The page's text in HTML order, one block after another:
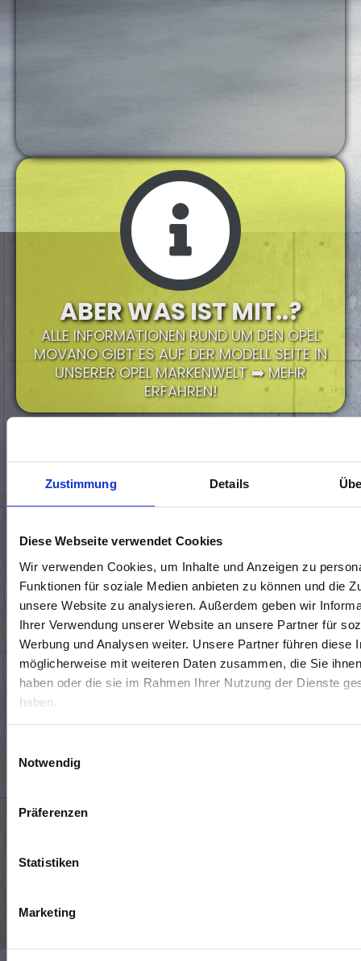
Zustimmung Details
Diese Webseite verwendet Cookies
Wir verwenden Cookies, um Inhalte und Anzeigen zu
Funktionen für soziale Medien anbieten zu können und die
unsere Website zu analysieren. Außerdem geben wir
Ihrer Verwendung unserer Website an unsere Partner für
Werbung und Analysen weiter. Unsere Partner führen diese
möglicherweise mit weiteren Daten zusammen, die Sie
haben oder die sie im Rahmen Ihrer Nutzung der Dienste
haben.
Notwendig
Präferenzen
Statistiken
Marketing
ABER WAS IST MIT..?
ALLE INFORMATIONEN RUND UM DEN OPEL
MOVANO GIBT ES AUF DER MODELL SEITE IN
UNSERER OPEL MARKENWELT ➡️ MEHR
ERFAHREN!
KONTAKTIERE UNS 🤝
Standort wählen*
Termin vereinbaren
Allgemeine Frage